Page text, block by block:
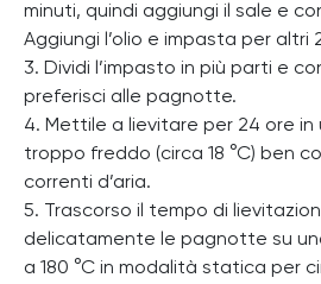
minuti, quindi aggiungi il sale e
Aggiungi l’olio e impasta per altri
3. Dividi l’impasto in più parti e
preferisci alle pagnotte.
4. Mettile a lievitare per 24 ore in
troppo freddo (circa 18 °C) ben
correnti d’aria.
5. Trascorso il tempo di
delicatamente le pagnotte su
a 180 °C in modalità statica per